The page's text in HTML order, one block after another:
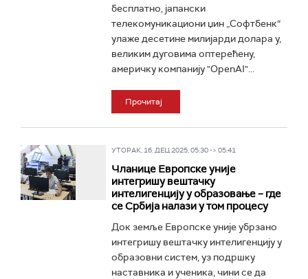
бесплатно, јапански
телекомуникациони џин „Софтбенк“
улаже десетине милијарди долара у,
великим дуговима оптерећену,
америчку компанију "OpenAI"...
Прочитај
УТОРАК, 16. ДЕЦ 2025, 05:30 -> 05:41
Чланице Европске уније
интегришу вештачку
интелигенцију у образовање – где
се Србија налази у том процесу
Док земље Европске уније убрзано
интегришу вештачку интелигенцију у
образовни систем, уз подршку
наставника и ученика, чини се да